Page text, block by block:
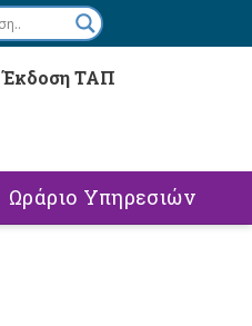
Έκδοση ΤΑΠ
Ωράριο Υπηρεσιών